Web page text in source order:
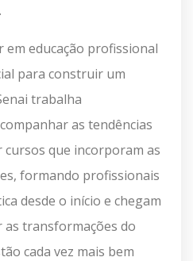
em educação profissional
para construir um
trabalha
as tendências
que incorporam as
formando profissionais
desde o início e chegam
transformações do
cada vez mais bem